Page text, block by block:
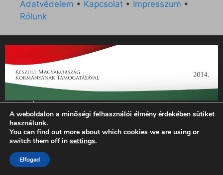
Adatvédelem • Kapcsolat • Impresszum •
Rólunk
„Az Új Ember katolikus hetilap 2014. évi működésének
támogatását az EGYH-KCP-14-P-0121 sz. támogatási
szerződés keretében 3 000 000 Ft összegben támogatta az
Emberi Erőforrások Minisztériuma.”
© 2026 Magyar Kurír - Új Ember
A weboldalon a minőségi felhasználói élmény érdekében sütiket
használunk.
You can find out more about which cookies we are using or
switch them off in settings.
Elfogad